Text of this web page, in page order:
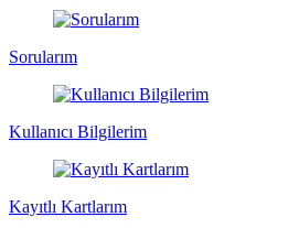
Sorularım
Kullanıcı Bilgilerim
Kayıtlı Kartlarım